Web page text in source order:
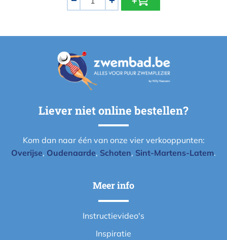
+
Liever niet online bestellen?
Kom dan naar één van onze vier verkooppunten:
Overijse, Oudenaarde, Schoten, Sint-Martens-Latem.
Meer info
Instructievideo's
Inspiratie